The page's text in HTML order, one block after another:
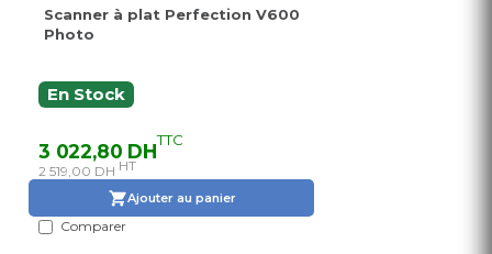
Scanner à plat Perfection V600
Photo
En Stock
3 022,80 DHTTC
2 519,00 DH HT
Ajouter au panier
Comparer